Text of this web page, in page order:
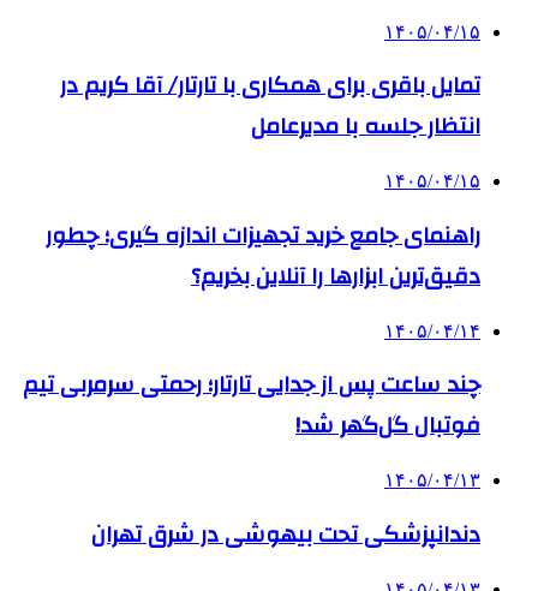
۱۴۰۵/۰۴/۱۵
تمایل باقری برای همکاری با تارتار/ آقا کریم در
انتظار جلسه با مدیرعامل
۱۴۰۵/۰۴/۱۵
راهنمای جامع خرید تجهیزات اندازه گیری؛ چطور
دقیق‌ترین ابزارها را آنلاین بخریم؟
۱۴۰۵/۰۴/۱۴
چند ساعت پس از جدایی تارتار؛ رحمتی سرمربی تیم
فوتبال گل‌گهر شد!
۱۴۰۵/۰۴/۱۳
دندانپزشکی تحت بیهوشی در شرق تهران